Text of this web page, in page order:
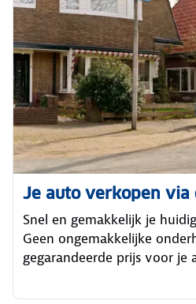
Je auto verkopen via
Snel en gemakkelijk je
Geen ongemakkelijke
gegarandeerde prijs voor je